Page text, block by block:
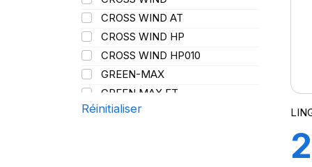
106/104
107
107/103
107/105
108
110
T
V
W
Y
CROSS WIND AT
CROSS WIND HP
CROSS WIND HP010
GREEN-MAX
GREEN MAX ET
GREEN MAX HP 010
Réinitialiser